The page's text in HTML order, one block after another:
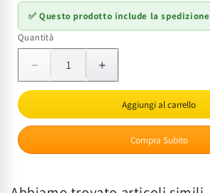
listino
✅ Questo prodotto include la
Quantità
Quantità
Diminuisci
quantità
Faretto
LED
EK
Aumenta
quantità
Faretto
LED
Incasso
EK
Aggiungi al carrello
Compra Subito